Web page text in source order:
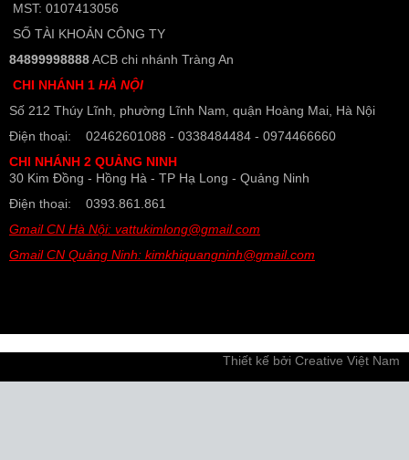
MST: 0107413056
SỐ TÀI KHOẢN CÔNG TY
84899998888ACB chi nhánh Tràng An
CHI NHÁNH 1 HÀ NỘI
Số 212 Thúy Lĩnh, phường Lĩnh Nam, quận Hoàng Mai, Hà Nội
Điện thoại: 02462601088 - 0338484484 - 0974466660
CHI NHÁNH 2 QUẢNG NINH
30 Kim Đồng - Hồng Hà - TP Hạ Long - Quảng Ninh
Điện thoại: 0393.861.861
Gmail CN Hà Nội: vattukimlong@gmail.com
Gmail CN Quảng Ninh: kimkhiquangninh@gmail.com
Thiết kế bởi Creative Việt Nam